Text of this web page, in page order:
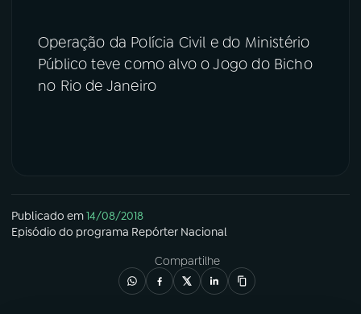
Operação da Polícia Civil e do Ministério
Público teve como alvo o Jogo do Bicho
no Rio de Janeiro
Publicado em14/08/2018
Episódio do programa Repórter Nacional
Compartilhe